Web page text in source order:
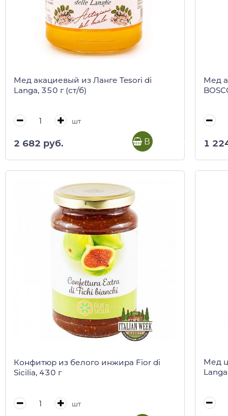
Мед акациевый из Ланге Tesori di
Langa, 350 г (ст/б)
шт
2 682 руб. В корзину
Мед
1
Конфитюр из белого инжира Fior di
Sicilia, 430 г
шт
Мед